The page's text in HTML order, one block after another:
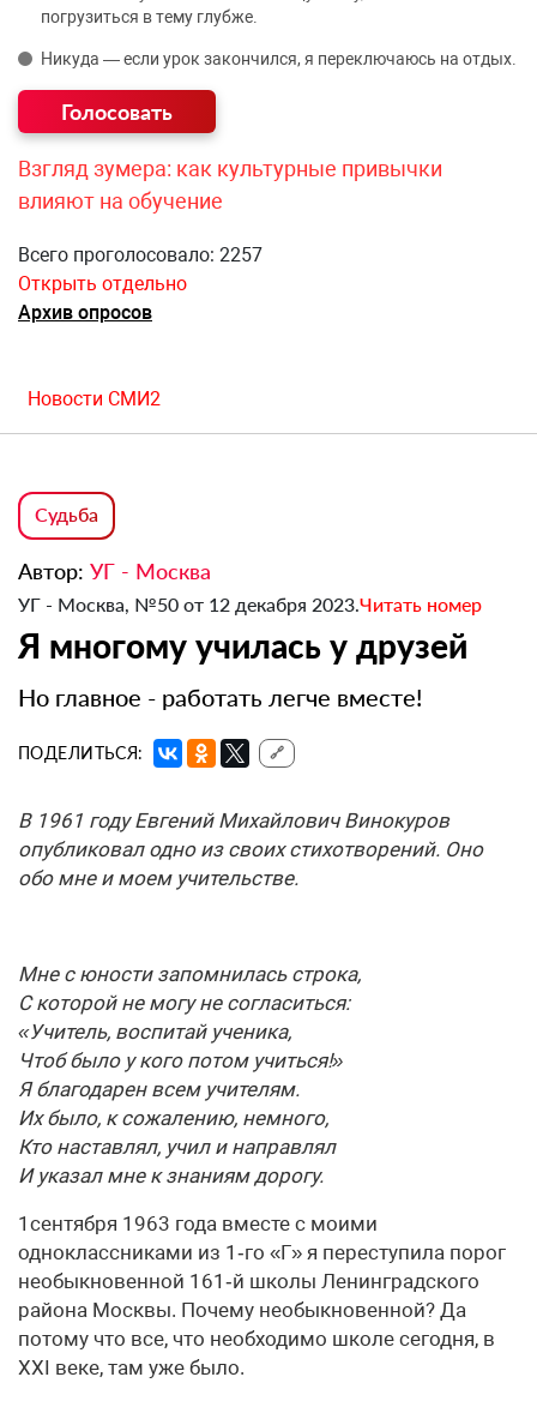
погрузиться в тему глубже.
Никуда — если урок закончился, я переключаюсь на отдых.
Взгляд зумера: как культурные привычки
влияют на обучение
Всего проголосовало: 2257
Открыть отдельно
Архив опросов
Новости СМИ2
Судьба
Автор: УГ - Москва
УГ - Москва, №50 от 12 декабря 2023.Читать номер
Я многому училась у друзей
Но главное - работать легче вместе!
ПОДЕЛИТЬСЯ: 🔗
В 1961 году Евгений Михайлович Винокуров
опубликовал одно из своих стихотворений. Оно
обо мне и моем учительстве.
Мне с юности запомнилась строка,
С которой не могу не согласиться:
«Учитель, воспитай ученика,
Чтоб было у кого потом учиться!»
Я благодарен всем учителям.
Их было, к сожалению, немного,
Кто наставлял, учил и направлял
И указал мне к знаниям дорогу.
1сентября 1963 года вместе с моими
одноклассниками из 1‑го «Г» я переступила порог
необыкновенной 161‑й школы Ленинградского
района Москвы. Почему необыкновенной? Да
потому что все, что необходимо школе сегодня, в
XXI веке, там уже было.